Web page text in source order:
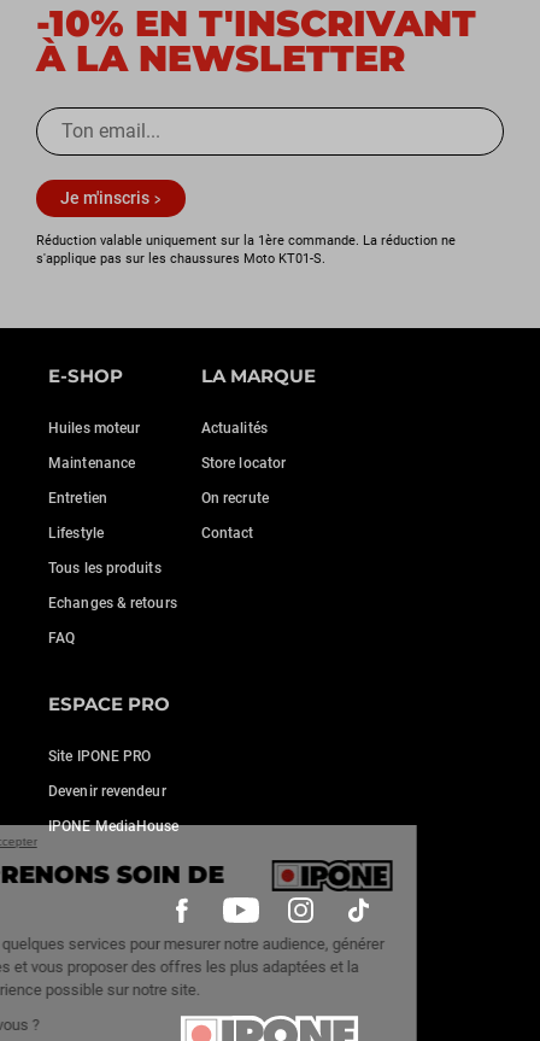
Continuer sans accepter
NOUS PRENONS SOIN DE
Nous utilisons quelques services pour mesurer notre audience, générer
des statistiques et vous proposer des offres les plus adaptées et la
meilleure expérience possible sur notre site.
C'est OK pour vous ?
-10% EN T'INSCRIVANT
À LA NEWSLETTER
Je m'inscris
Réduction valable uniquement sur la 1ère commande. La réduction ne
s'applique pas sur les chaussures Moto KT01-S.
E-SHOP
Huiles moteur
Maintenance
Entretien
Lifestyle
Tous les produits
Echanges & retours
FAQ
LA MARQUE
Actualités
Store locator
On recrute
Contact
ESPACE PRO
Site IPONE PRO
Devenir revendeur
IPONE MediaHouse